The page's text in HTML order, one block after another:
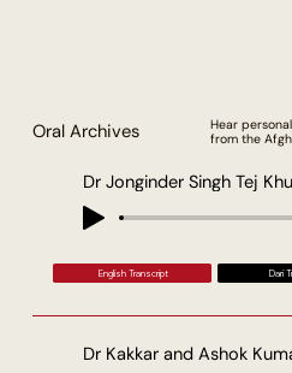
Oral Archives
Hear
from the
Dr Jonginder Singh Tej
English Transcript Dari
Dr Kakkar and Ashok